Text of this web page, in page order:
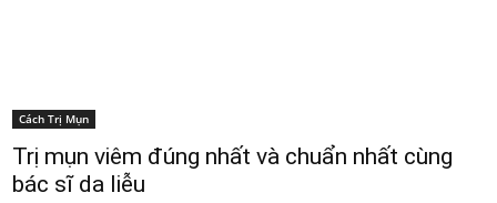
Cách Trị Mụn
Trị mụn viêm đúng nhất và chuẩn nhất cùng
bác sĩ da liễu